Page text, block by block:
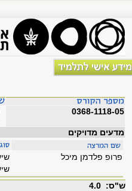
0368-1118-05
מדעים מדויקים
פרופ פלדמן מיכל
ש"ס: 4.0